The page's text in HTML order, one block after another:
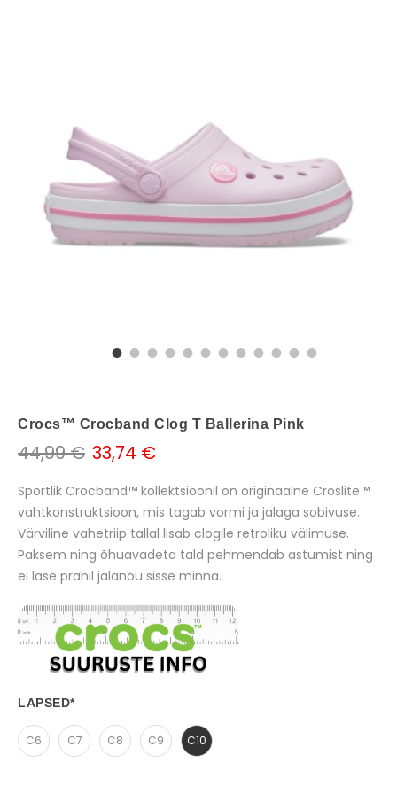
Crocs™ Crocband Clog T Ballerina Pink
44,99 € 33,74 €
Sportlik Crocband™ kollektsioonil on originaalne Croslite™
vahtkonstruktsioon, mis tagab vormi ja jalaga sobivuse.
Värviline vahetriip tallal lisab clogile retroliku välimuse.
Paksem ning õhuavadeta tald pehmendab astumist ning
ei lase prahil jalanõu sisse minna.
LAPSED*
C6 C7 C8 C9 C10